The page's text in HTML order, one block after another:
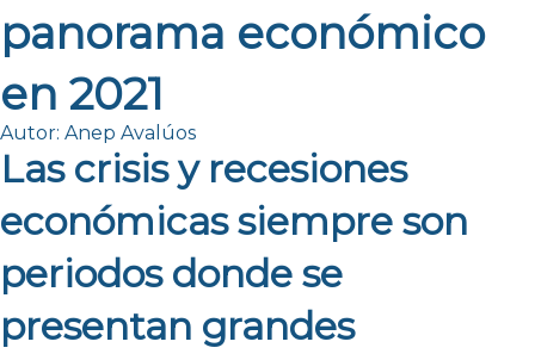
panorama económico
en 2021
Autor: Anep Avalúos
Las crisis y recesiones
económicas siempre son
periodos donde se
presentan grandes